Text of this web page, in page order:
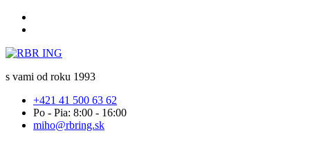
s vami od roku 1993
+421 41 500 63 62
Po - Pia: 8:00 - 16:00
miho@rbring.sk